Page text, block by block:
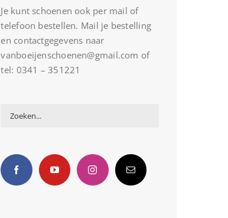
Je kunt schoenen ook per mail of
telefoon bestellen. Mail je bestelling
en contactgegevens naar
vanboeijenschoenen@gmail.com of
tel: 0341 – 351221